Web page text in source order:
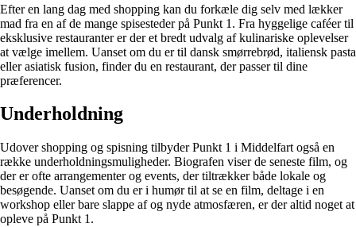
Efter en lang dag med shopping kan du forkæle dig selv med lækker
mad fra en af de mange spisesteder på Punkt 1. Fra hyggelige caféer til
eksklusive restauranter er der et bredt udvalg af kulinariske oplevelser
at vælge imellem. Uanset om du er til dansk smørrebrød, italiensk pasta
eller asiatisk fusion, finder du en restaurant, der passer til dine
præferencer.
Underholdning
Udover shopping og spisning tilbyder Punkt 1 i Middelfart også en
række underholdningsmuligheder. Biografen viser de seneste film, og
der er ofte arrangementer og events, der tiltrækker både lokale og
besøgende. Uanset om du er i humør til at se en film, deltage i en
workshop eller bare slappe af og nyde atmosfæren, er der altid noget at
opleve på Punkt 1.